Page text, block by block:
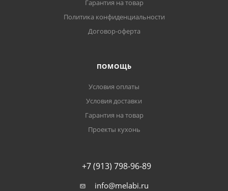
Гарантия на товар
Политика конфиденциальности
Договор-оферта
ПОМОЩЬ
Условия оплаты
Условия доставки
Гарантия на товар
Проекты кухонь
+7 (913) 798-96-89
info@melabi.ru